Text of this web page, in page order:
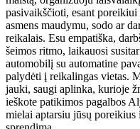
pasivaikščioti, esant
asmens maudymu, sodo ar
reikalais. Esu empatiška,
šeimos ritmo, laikauosi
automobilį su automatine
palydėti į reikalingas vietas.
jauki, saugi aplinka, kurioje
ieškote patikimos pagalbos
mielai aptarsiu jūsų